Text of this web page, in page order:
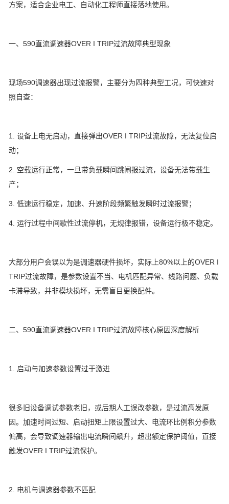
方案，适合企业电工、自动化工程师直接落地使用。
一、590直流调速器OVER I TRIP过流故障典型现象
现场590调速器出现过流报警，主要分为四种典型工况，可快速对
照自查：
1. 设备上电无启动，直接弹出OVER I TRIP过流故障，无法复位启
动；
2. 空载运行正常，一旦带负载瞬间跳闸报过流，设备无法带载生
产；
3. 低速运行稳定，加速、升速阶段频繁触发瞬时过流报警；
4. 运行过程中间歇性过流停机，无规律报错，设备运行极不稳定。
大部分用户会误以为是调速器硬件损坏，实际上80%以上的OVER I
TRIP过流故障，是参数设置不当、电机匹配异常、线路问题、负载
卡滞导致，并非模块损坏，无需盲目更换配件。
二、590直流调速器OVER I TRIP过流故障核心原因深度解析
1. 启动与加速参数设置过于激进
很多旧设备调试参数老旧，或后期人工误改参数，是过流高发原
因。加速时间过短、启动扭矩上限设置过大、电流环比例积分参数
偏高，会导致调速器输出电流瞬间飙升，超出额定保护阈值，直接
触发OVER I TRIP过流保护。
2. 电机与调速器参数不匹配